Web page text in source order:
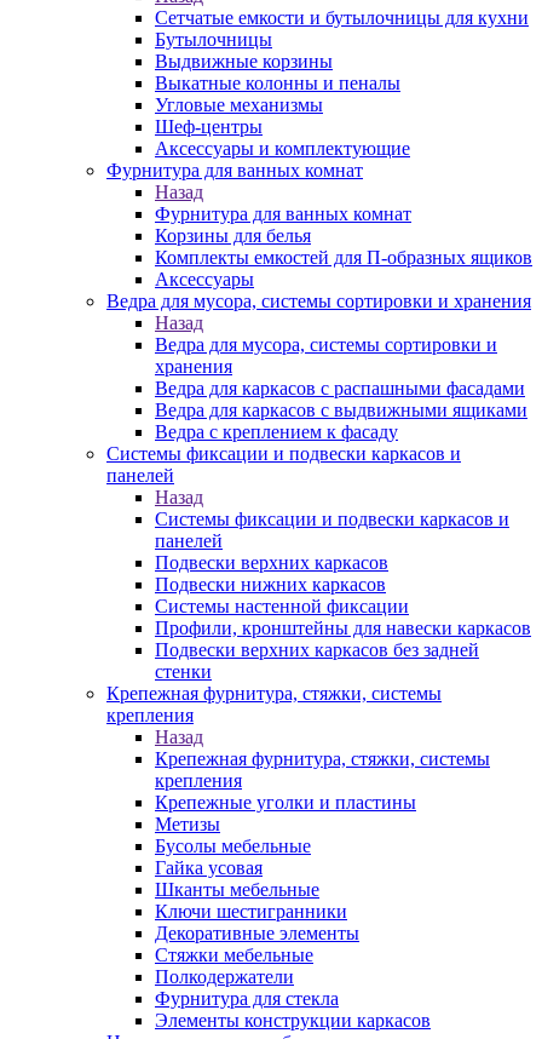
Сетчатые емкости и бутылочницы для кухни
Бутылочницы
Выдвижные корзины
Выкатные колонны и пеналы
Угловые механизмы
Шеф-центры
Аксессуары и комплектующие
Фурнитура для ванных комнат
Назад
Фурнитура для ванных комнат
Корзины для белья
Комплекты емкостей для П-образных ящиков
Аксессуары
Ведра для мусора, системы сортировки и хранения
Назад
Ведра для мусора, системы сортировки и
хранения
Ведра для каркасов с распашными фасадами
Ведра для каркасов с выдвижными ящиками
Ведра с креплением к фасаду
Системы фиксации и подвески каркасов и
панелей
Назад
Системы фиксации и подвески каркасов и
панелей
Подвески верхних каркасов
Подвески нижних каркасов
Системы настенной фиксации
Профили, кронштейны для навески каркасов
Подвески верхних каркасов без задней
стенки
Крепежная фурнитура, стяжки, системы
крепления
Назад
Крепежная фурнитура, стяжки, системы
крепления
Крепежные уголки и пластины
Метизы
Бусолы мебельные
Гайка усовая
Шканты мебельные
Ключи шестигранники
Декоративные элементы
Стяжки мебельные
Полкодержатели
Фурнитура для стекла
Элементы конструкции каркасов